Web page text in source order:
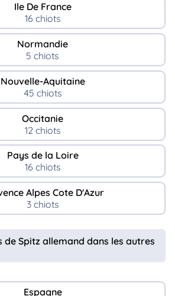
Ile De France
16 chiots
Normandie
5 chiots
Nouvelle-Aquitaine
45 chiots
Occitanie
12 chiots
Pays de la Loire
16 chiots
Alpes Cote D'Azur
3 chiots
de Spitz allemand dans les autres
Espagne